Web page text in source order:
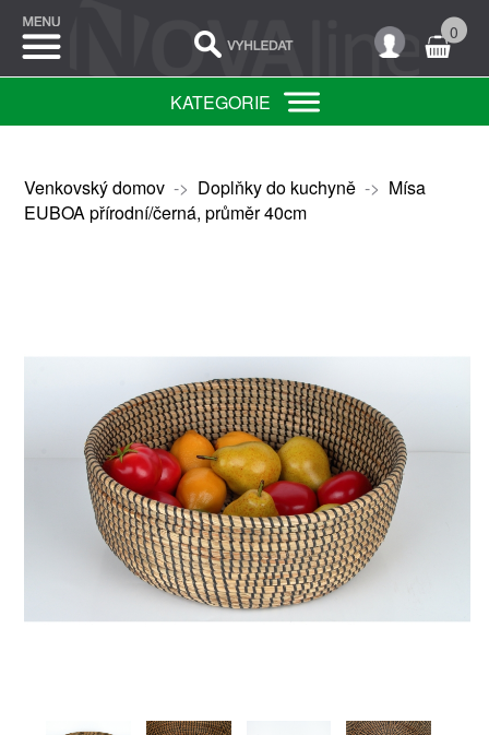
0
KATEGORIE
Venkovský domov-> Doplňky do kuchyně-> Mísa
EUBOA přírodní/černá, průměr 40cm